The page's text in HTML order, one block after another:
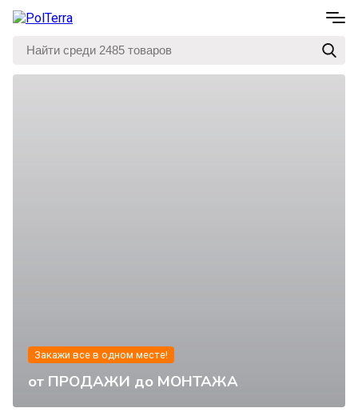
Закажи все в одном месте!
от ПРОДАЖИ до МОНТАЖА